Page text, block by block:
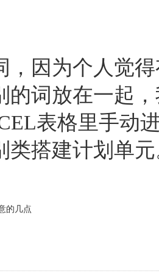
，因为个人觉
的词放在一起
表格里手动
类搭建计划单
的几点